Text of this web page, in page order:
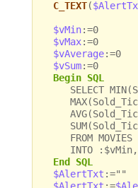
C_TEXT(
$vMin:=0
$vMax:=0
$vAverage:=0
$vSum:=0
Begin SQL
SELECT
FROM MOVIES
INTO :$vMin,
End SQL
$AlertTxt :=""